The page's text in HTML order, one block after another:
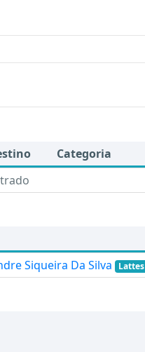
Categoria
Siqueira Da Silva Lattes